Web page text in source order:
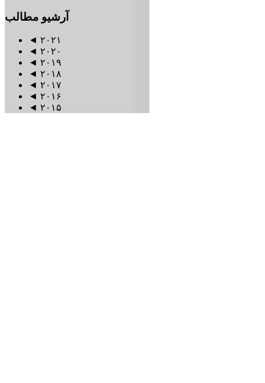
آرشیو مطالب
◄ ۲۰۲۱
◄ ۲۰۲۰
◄ ۲۰۱۹
◄ ۲۰۱۸
◄ ۲۰۱۷
◄ ۲۰۱۶
◄ ۲۰۱۵